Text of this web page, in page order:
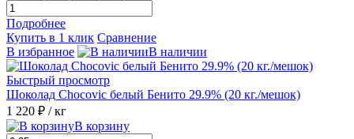
Подробнее
Купить в 1 клик Сравнение
В избранное
В наличии
Быстрый просмотр
Шоколад Chocovic белый Бенито 29.9% (20 кг./мешок)
1 220 ₽ / кг
В корзину